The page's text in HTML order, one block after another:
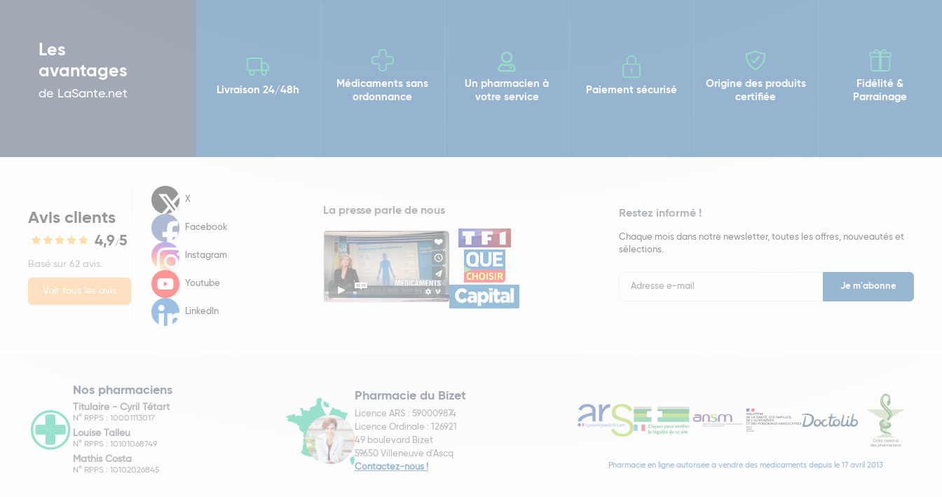
Les
avantages
de LaSante.net Livraison 24/48h
Médicaments sans
ordonnance
Un pharmacien à
votre service
Paiement sécurisé
Origine des produits
certifiée
Fidélité &
Parrainage
Avis clients
4,9/5
Basé sur 62 avis.
Voir tous les avis
X
Facebook
Instagram
Youtube
LinkedIn
La presse parle de nous Restez informé !
Chaque mois dans notre newsletter, toutes les offres, nouveautés et
sélections.
Newsletter
Nos pharmaciens
Titulaire - Cyril Tétart
N° RPPS : 10001113017
Louise Talleu
N° RPPS : 10101068749
Mathis Costa
N° RPPS : 10102026845
Pharmacie du Bizet
Licence ARS : 590009874
Licence Ordinale : 126921
49 boulevard Bizet
59650 Villeneuve d'Ascq
Contactez-nous !
Pharmacie en ligne autorisée à vendre des médicaments depuis le 17 avril 2013